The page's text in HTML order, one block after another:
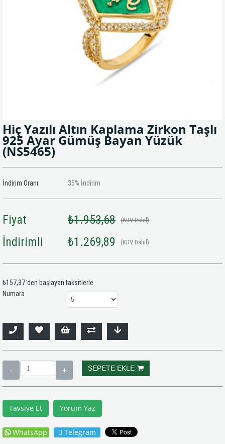
Hiç Yazılı Altın Kaplama Zirkon Taşlı
925 Ayar Gümüş Bayan Yüzük
(NS5465)
İndirim Oranı %
35 İndirim
Fiyat ₺1.953,68 (KDV Dahil)
İndirimli ₺1.269,89 (KDV Dahil)
₺157,37`den başlayan taksitlerle
Numara
Tavsiye Et Yorum Yaz
WhatsApp Telegram